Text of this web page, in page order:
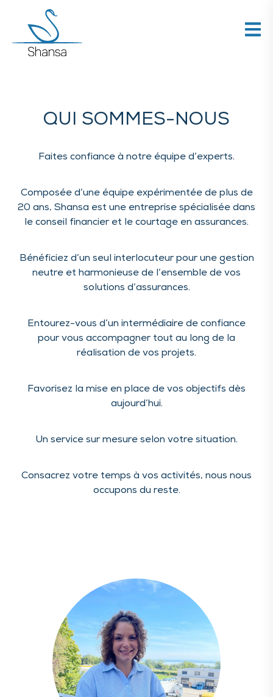
QUI SOMMES-NOUS
Faites confiance à notre équipe d’experts.
Composée d’une équipe expérimentée de plus de
20 ans, Shansa est une entreprise spécialisée dans
le conseil financier et le courtage en assurances.
Bénéficiez d’un seul interlocuteur pour une gestion
neutre et harmonieuse de l’ensemble de vos
solutions d’assurances.
Entourez-vous d’un intermédiaire de confiance
pour vous accompagner tout au long de la
réalisation de vos projets.
Favorisez la mise en place de vos objectifs dès
aujourd’hui.
Un service sur mesure selon votre situation.
Consacrez votre temps à vos activités, nous nous
occupons du reste.